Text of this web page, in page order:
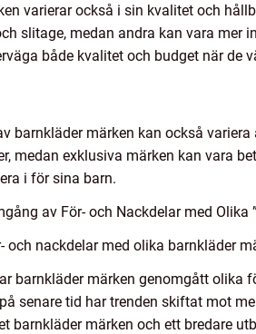
varierar också i sin kvalitet och
slitage, medan andra kan vara mer
både kvalitet och budget när de
barnkläder märken kan också
medan exklusiva märken kan vara
i för sina barn.
av För- och Nackdelar med Olika
och nackdelar med olika barnkläder
barnkläder märken genomgått olika
senare tid har trenden skiftat mot
barnkläder märken och ett bredare